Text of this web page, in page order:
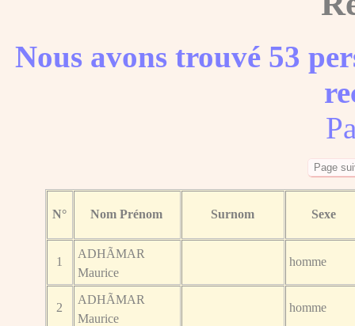
Nous avons trouvé 53
N° Nom Prénom Surnom Sexe
1
ADHÃMAR
Maurice
homme
2
ADHÃMAR
Maurice
homme